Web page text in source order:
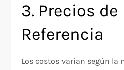
3. Precios de
Referencia
Los costos varían según la